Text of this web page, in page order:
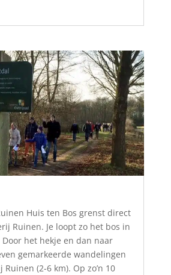
Huis ten Bos grenst direct
Ruinen. Je loopt zo het bos in
het hekje en dan naar
gemarkeerde wandelingen
(2-6 km). Op zo’n 10